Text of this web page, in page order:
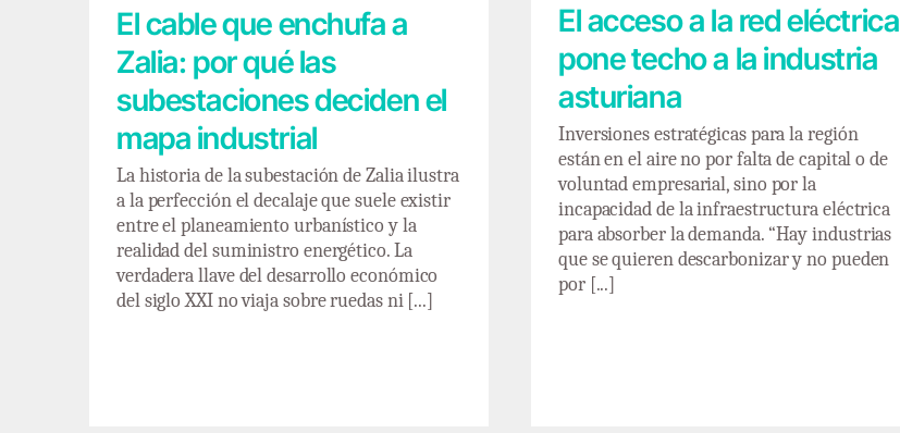
El cable que enchufa a
Zalia: por qué las
subestaciones deciden el
mapa industrial
La historia de la subestación de Zalia ilustra
a la perfección el decalaje que suele existir
entre el planeamiento urbanístico y la
realidad del suministro energético. La
verdadera llave del desarrollo económico
del siglo XXI no viaja sobre ruedas ni [...]
El acceso a la red eléctrica
pone techo a la industria
asturiana
Inversiones estratégicas para la región
están en el aire no por falta de capital o de
voluntad empresarial, sino por la
incapacidad de la infraestructura eléctrica
para absorber la demanda. “Hay industrias
que se quieren descarbonizar y no pueden
por [...]